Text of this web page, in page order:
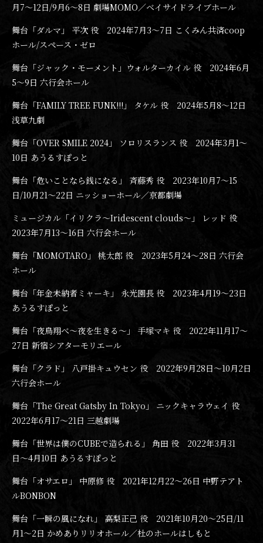
月7〜12日/9月6〜8日 劇場MOMO／ベイサイドライブホール
舞台「ダルマ」 平次 役 2024年7月3〜7日 こくみん共済coop
ホール/スペース・ゼロ
舞台「ジャック・モーメント」ウォルターカイル 役 2024年6月
5〜9日 六行会ホール
舞台「FAMILY TREE FUNK!!!」 タケル 役 2024年5月8〜12日
浅草九劇
舞台「OVER SMILE 2024」 ソロリスランス 役 2024年3月1〜
10日 あうるすぽっと
舞台「危いことなら銭になる」 斉藤秀 役 2023年10月7〜15
日/10月21〜22日 ニッショーホール／京都劇場
ミュージカル「イリクラ～Iridescent clouds～」 レッド 役
2023年7月13〜16日 六行会ホール
舞台「MOMOTARO」 桃太郎 役 2023年5月24〜28日 六行会
ホール
舞台「年金未納者ミャーキ」 永光園長 役 2023年4月19〜23日
あうるすぽっと
舞台「夜鳥翔べ〜夜を生きる〜」 手塚マキ 役 2022年11月17〜
27日 新宿シアターモリエール
舞台「クラド」 八戸掛キュウセン 役 2022年9月28日〜10月2日
六行会ホール
舞台「The Great Gatsby In Tokyo」 ニックキャラウェイ 役
2022年6月17〜21日 三越劇場
舞台「世界は僕のCUBEで造られる」 角田 役 2022年3月31
日〜4月10日 あうるすぽっと
舞台「オサエロ」 中原修 役 2021年12月22〜26日 中野テアト
ルBONBON
舞台「一瞬の風になれ」 高梨正己 役 2021年10月20〜25日/11
月1〜2日 かめありリリオホール／杜のホールはしもと